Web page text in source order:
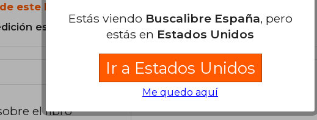
este libro?
es Tapa Blanda.
el libro
Estás viendo Buscalibre España, pero
estás en Estados Unidos
Ir a Estados Unidos
Me quedo aquí